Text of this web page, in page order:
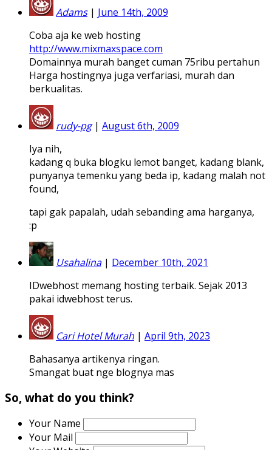
Adams| June 14th, 2009
Coba aja ke web hosting
http://www.mixmaxspace.com
Domainnya murah banget cuman 75ribu pertahun
Harga hostingnya juga verfariasi, murah dan
berkualitas.
rudy-pg| August 6th, 2009
Iya nih,
kadang q buka blogku lemot banget, kadang blank,
punyanya temenku yang beda ip, kadang malah not
found,
tapi gak papalah, udah sebanding ama harganya,
:p
Usahalina| December 10th, 2021
IDwebhost memang hosting terbaik. Sejak 2013
pakai idwebhost terus.
Cari Hotel Murah | April 9th, 2023
Bahasanya artikenya ringan.
Smangat buat nge blognya mas
So, what do you think?
Your Name
Your Mail